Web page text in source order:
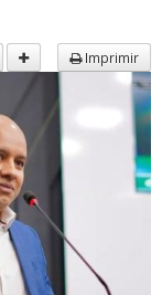
Imprimir